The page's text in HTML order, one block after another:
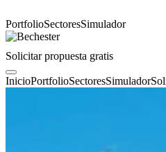
PortfolioSectoresSimulador
Solicitar propuesta gratis
InicioPortfolioSectoresSimulador